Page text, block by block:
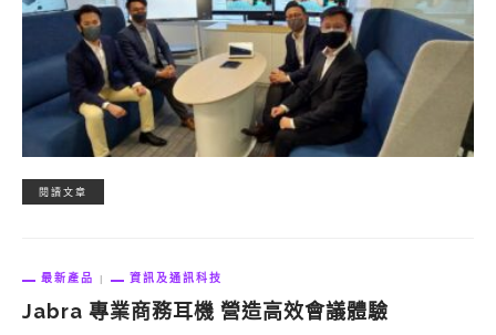
閱讀文章
最新產品 資訊及通訊科技
Jabra 專業商務耳機 營造高效會議體驗